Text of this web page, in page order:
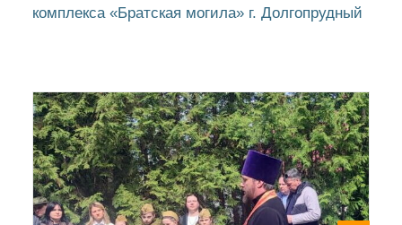
комплекса «Братская могила» г. Долгопрудный